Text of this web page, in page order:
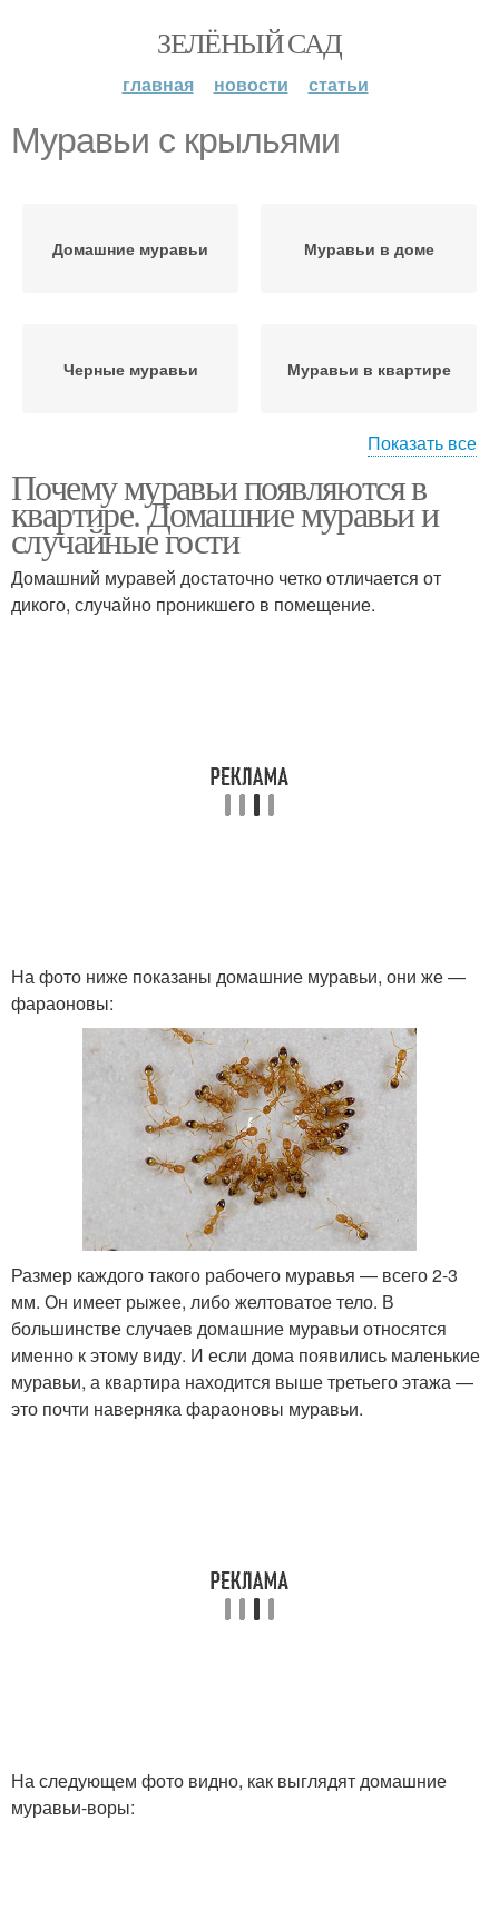
ЗЕЛЁНЫЙ САД
главная новости статьи
Муравьи с крыльями
Домашние муравьи Муравьи в доме
Черные муравьи Муравьи в квартире
Муравей с крыльями Опасные муравьи
Муравьи в мире
Показать все
Почему муравьи появляются в
квартире. Домашние муравьи и
случайные гости
Домашний муравей достаточно четко отличается от
дикого, случайно проникшего в помещение.
На фото ниже показаны домашние муравьи, они же —
фараоновы:
Размер каждого такого рабочего муравья — всего 2-3
мм. Он имеет рыжее, либо желтоватое тело. В
большинстве случаев домашние муравьи относятся
именно к этому виду. И если дома появились маленькие
муравьи, а квартира находится выше третьего этажа —
это почти наверняка фараоновы муравьи.
На следующем фото видно, как выглядят домашние
муравьи-воры: